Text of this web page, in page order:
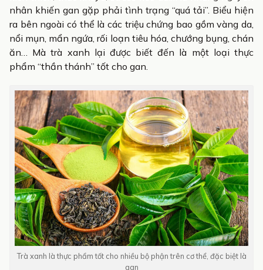
nhân khiến gan gặp phải tình trạng “quá tải”. Biểu hiện
ra bên ngoài có thể là các triệu chứng bao gồm vàng da,
nổi mụn, mẩn ngứa, rối loạn tiêu hóa, chướng bụng, chán
ăn… Mà trà xanh lại được biết đến là một loại thực
phẩm “thần thánh” tốt cho gan.
Trà xanh là thực phẩm tốt cho nhiều bộ phận trên cơ thể, đặc biệt là
gan